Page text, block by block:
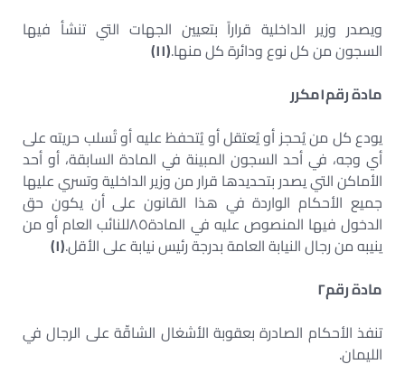
ويصدر وزير الداخلية قراراً بتعيين الجهات التي تنشأ فيها
السجون من كل نوع ودائرة كل منها.(١١)
مادة رقم١مكرر
يودع كل من يُحجز أو يُعتقل أو يُتحفظ عليه أو تُسلب حريته على
أي وجه، في أحد السجون المبينة في المادة السابقة، أو أحد
الأماكن التي يصدر بتحديدها قرار من وزير الداخلية وتسري عليها
جميع الأحكام الواردة في هذا القانون على أن يكون حق
الدخول فيها المنصوص عليه في المادة٨٥للنائب العام أو من
ينيبه من رجال النيابة العامة بدرجة رئيس نيابة على الأقل.(١)
مادة رقم٢
تنفذ الأحكام الصادرة بعقوبة الأشغال الشاقّة على الرجال في
الليمان.